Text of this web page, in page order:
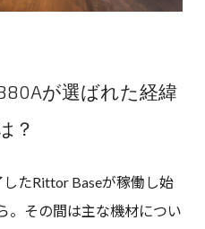
が選ばれた経緯
？
たRittor Baseが稼働し始
。その間は主な機材につい